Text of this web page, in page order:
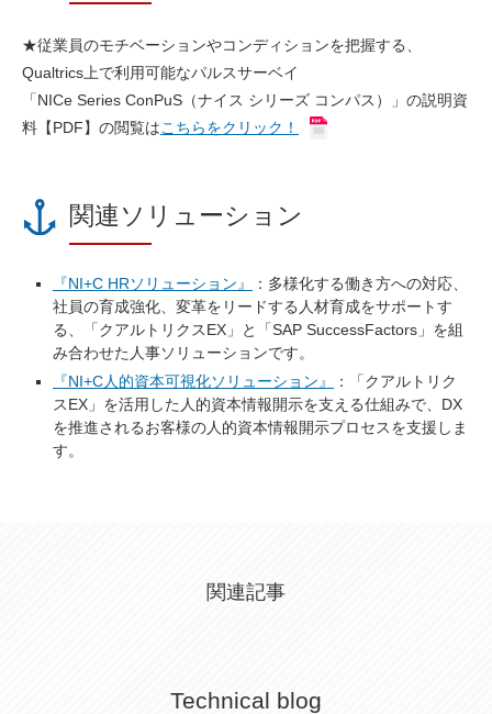
★従業員のモチベーションやコンディションを把握する、
Qualtrics上で利用可能なパルスサーベイ
「NICe Series ConPuS（ナイス シリーズ コンパス）」の説明資
料 【PDF】 の閲覧はこちらをクリック！
関連ソリューション
『NI+C HRソリューション』
：多様化する働き方への対応、
社員の育成強化、変革をリードする人材育成をサポートす
る、「クアルトリクスEX」と「SAP SuccessFactors」を組
み合わせた人事ソリューションです。
『NI+C人的資本可視化ソリューション』
：「クアルトリク
スEX」を活用した人的資本情報開示を支える仕組みで、DX
を推進されるお客様の人的資本情報開示プロセスを支援しま
す。
関連記事
Technical blog